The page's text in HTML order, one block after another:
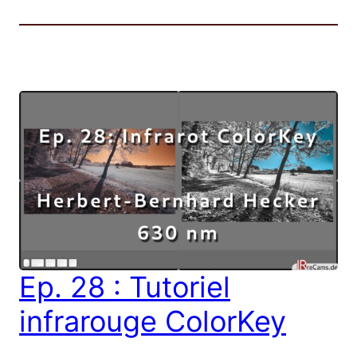
Ep. 28 : Tutoriel
infrarouge ColorKey